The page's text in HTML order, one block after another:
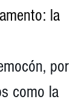
la
por
como la